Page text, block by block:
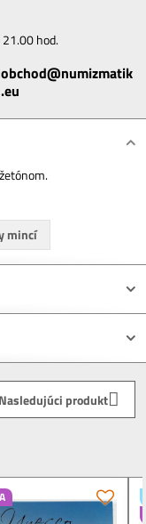
hod.
obchod​@numizmatik​
.eu
mincí
Nasledujúci produkt